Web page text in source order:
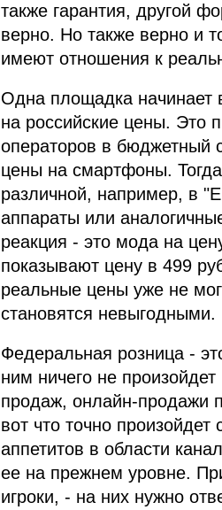
также гарантия, другой
верно. Но также верно и
имеют отношения к
Одна площадка начинает
на российские цены. Это
операторов в бюджетный
цены на смартфоны.
различной, например, в
аппараты или
реакция - это мода на
показывают цену в 499
реальные цены уже не
становятся невыгодными.
Федеральная розница -
ним ничего не
продаж, онлайн-продажи
вот что точно
аппетитов в области
ее на прежнем уровне.
игроки, - на них нужно